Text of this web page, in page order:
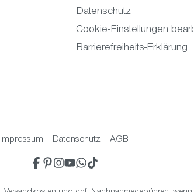
Datenschutz
Cookie-Einstellungen
Barrierefreiheits-Erklärung
Impressum Datenschutz AGB